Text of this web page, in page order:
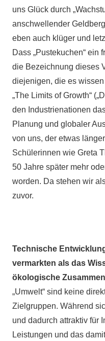
uns Glück durch
anschwellender
eben auch klüger und
Dass „Pustekuchen“ ein
die Bezeichnung dieses
diejenigen, die es
„The Limits of Growth“
den Industrienationen
Planung und globaler
von uns, der etwas
Schülerinnen wie Greta
50 Jahre später mehr
worden. Da stehen wir
zuvor.
Technische
vermarkten als das
ökologische
„Umwelt“ sind keine
Zielgruppen. Während
und dadurch attraktiv für
Leistungen und das